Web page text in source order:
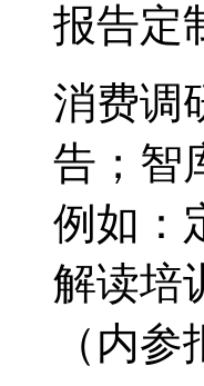
报告定
消费调
告；智
例如：
解读培
（内参